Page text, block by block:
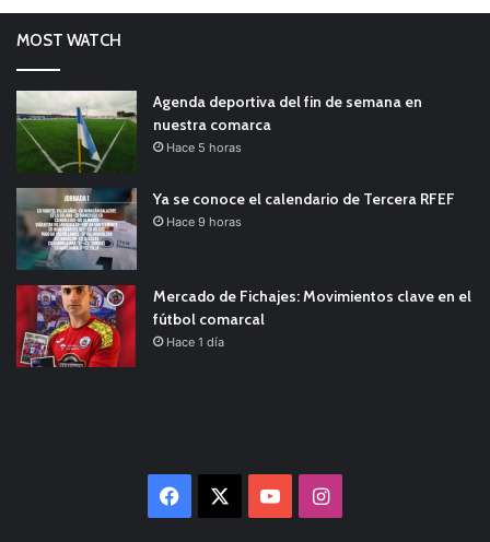
MOST WATCH
Agenda deportiva del fin de semana en
nuestra comarca
Hace 5 horas
Ya se conoce el calendario de Tercera RFEF
Hace 9 horas
Mercado de Fichajes: Movimientos clave en el
fútbol comarcal
Hace 1 día
Facebook YouTubeInstagram